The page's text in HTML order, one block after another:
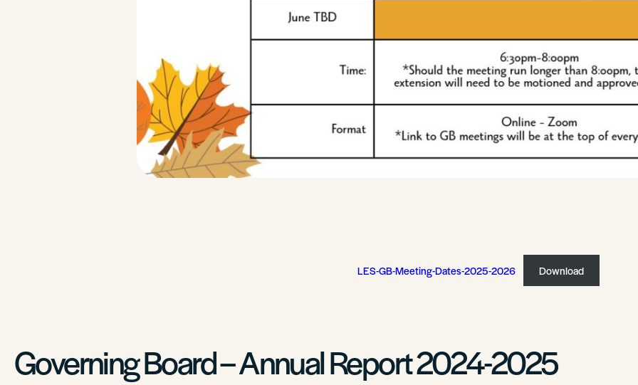
LES-GB-Meeting-Dates-2025-2026 Download
Governing Board – Annual Report 2024-2025